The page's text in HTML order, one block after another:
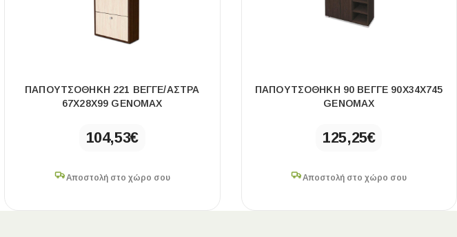
ΠΑΠΟΥΤΣΟΘΉΚΗ 221 ΒΈΓΓΕ/ΆΣΤΡΑ
67X28X99 GENOMAX
104,53€
Αποστολή στο χώρο σου
ΠΑΠΟΥΤΣΟΘΉΚΗ 90 ΒΈΓΓΕ 90X34X745
GENOMAX
125,25€
Αποστολή στο χώρο σου